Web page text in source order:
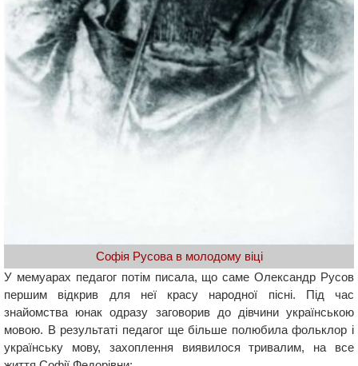
Софія Русова в молодому віці
У мемуарах педагог потім писала, що саме Олександр Русов
першим відкрив для неї красу народної пісні. Під час
знайомства юнак одразу заговорив до дівчини українською
мовою. В результаті педагог ще більше полюбила фольклор і
українську мову, захоплення виявилося тривалим, на все